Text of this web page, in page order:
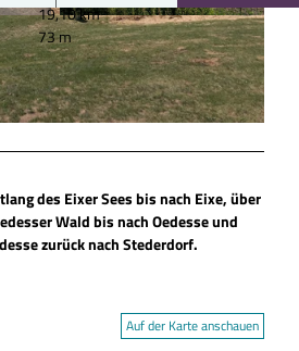
© wito gmbh |CC-BY-SA
19,10 km
73 m
des Eixer Sees bis nach Eixe, über
Wald bis nach Oedesse und
zurück nach Stederdorf.
Auf der Karte anschauen